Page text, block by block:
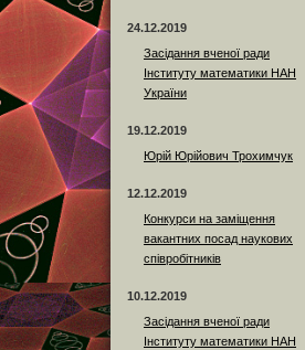
24.12.2019
Засідання вченої ради
Інституту математики НАН
України
19.12.2019
Юрій Юрійович Трохимчук
12.12.2019
Конкурси на заміщення
вакантних посад наукових
співробітників
10.12.2019
Засідання вченої ради
Інституту математики НАН